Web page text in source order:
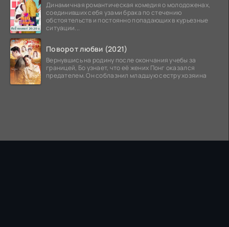
Динамичная романтическая комедия о молодоженах,
соединивших себя узами брака по стечению
обстоятельств и постоянно попадающих в курьезные
ситуации...
Поворот любви (2021)
Вернувшись на родину после окончания учебы за
границей, Бо узнает, что её жених Понг оказался
предателем. Он соблазнил младшую сестру хозяина